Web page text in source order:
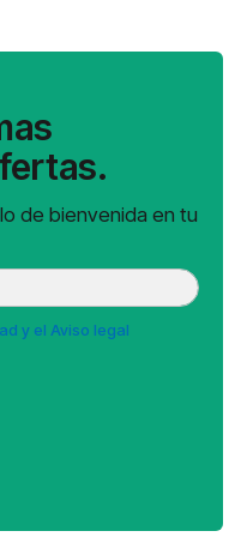
de bienvenida en tu
y el Aviso legal